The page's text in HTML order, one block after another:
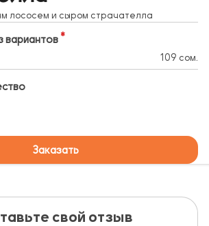
лососем и сыром страчателла
вариантов
109 сом.
Заказать
свой отзыв